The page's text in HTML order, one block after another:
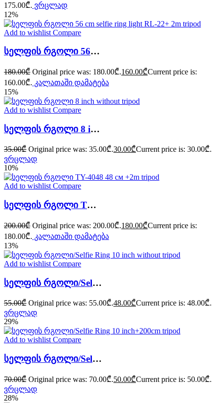
175.00₾. ვრცლად
12%
Add to wishlist Compare
სელფის რგოლი 56 cm selfie ring light RL-22+ 2m tripod
180.00₾ Original price was: 180.00₾.160.00₾Current price is:
160.00₾. კალათაში დამატება
15%
Add to wishlist Compare
სელფის რგოლი 8 inch without tripod
35.00₾ Original price was: 35.00₾.30.00₾Current price is: 30.00₾.
ვრცლად
10%
Add to wishlistCompare
სელფის რგოლი TY-4048 48 см +2m tripod
200.00₾ Original price was: 200.00₾.180.00₾Current price is:
180.00₾. კალათაში დამატება
13%
Add to wishlist Compare
სელფის რგოლი/Selfie Ring 10 inch without tripod
55.00₾ Original price was: 55.00₾.48.00₾Current price is: 48.00₾.
ვრცლად
29%
Add to wishlist Compare
სელფის რგოლი/Selfie Ring 10 inch+200cm tripod
70.00₾ Original price was: 70.00₾.50.00₾Current price is: 50.00₾.
ვრცლად
28%